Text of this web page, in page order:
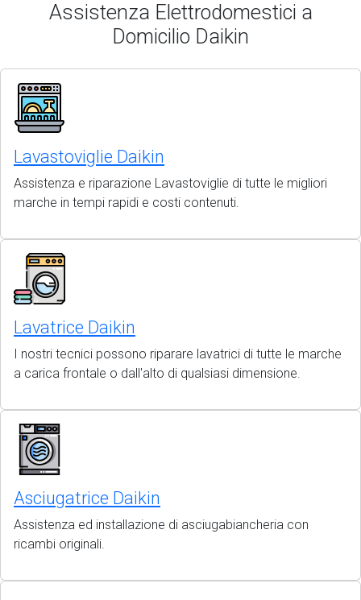
Assistenza Elettrodomestici a
Domicilio Daikin
Lavastoviglie Daikin
Assistenza e riparazione Lavastoviglie di tutte le migliori
marche in tempi rapidi e costi contenuti.
Lavatrice Daikin
I nostri tecnici possono riparare lavatrici di tutte le marche
a carica frontale o dall'alto di qualsiasi dimensione.
Asciugatrice Daikin
Assistenza ed installazione di asciugabiancheria con
ricambi originali.